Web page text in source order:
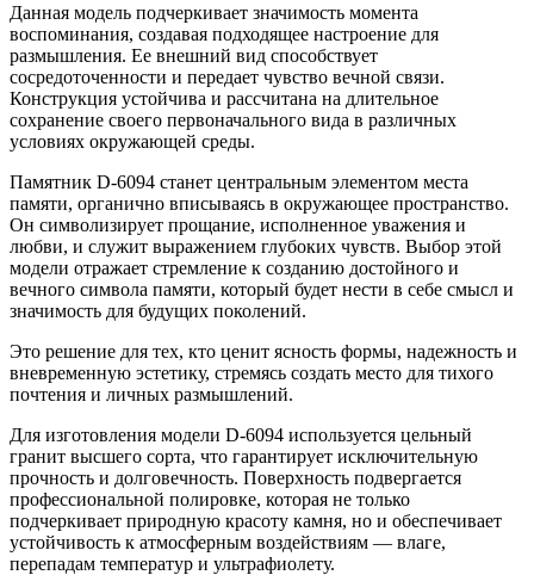
Данная модель подчеркивает значимость момента
воспоминания, создавая подходящее настроение для
размышления. Ее внешний вид способствует
сосредоточенности и передает чувство вечной связи.
Конструкция устойчива и рассчитана на длительное
сохранение своего первоначального вида в различных
условиях окружающей среды.
Памятник D-6094 станет центральным элементом места
памяти, органично вписываясь в окружающее пространство.
Он символизирует прощание, исполненное уважения и
любви, и служит выражением глубоких чувств. Выбор этой
модели отражает стремление к созданию достойного и
вечного символа памяти, который будет нести в себе смысл и
значимость для будущих поколений.
Это решение для тех, кто ценит ясность формы, надежность и
вневременную эстетику, стремясь создать место для тихого
почтения и личных размышлений.
Для изготовления модели D-6094 используется цельный
гранит высшего сорта, что гарантирует исключительную
прочность и долговечность. Поверхность подвергается
профессиональной полировке, которая не только
подчеркивает природную красоту камня, но и обеспечивает
устойчивость к атмосферным воздействиям — влаге,
перепадам температур и ультрафиолету.